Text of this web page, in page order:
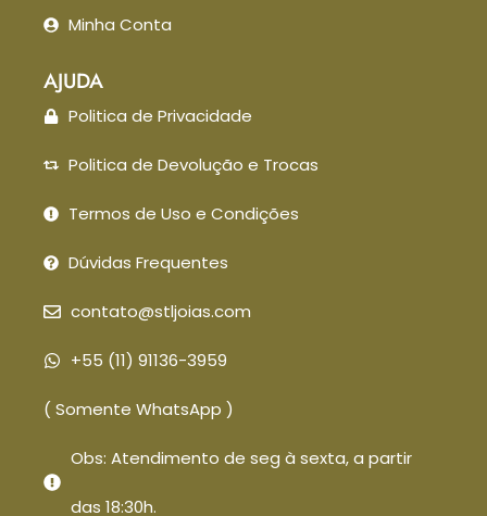
Minha Conta
AJUDA
Politica de Privacidade
Politica de Devolução e Trocas
Termos de Uso e Condições
Dúvidas Frequentes
contato@stljoias.com
+55 (11) 91136-3959
( Somente WhatsApp )
Obs: Atendimento de seg à sexta, a partir
das 18:30h.